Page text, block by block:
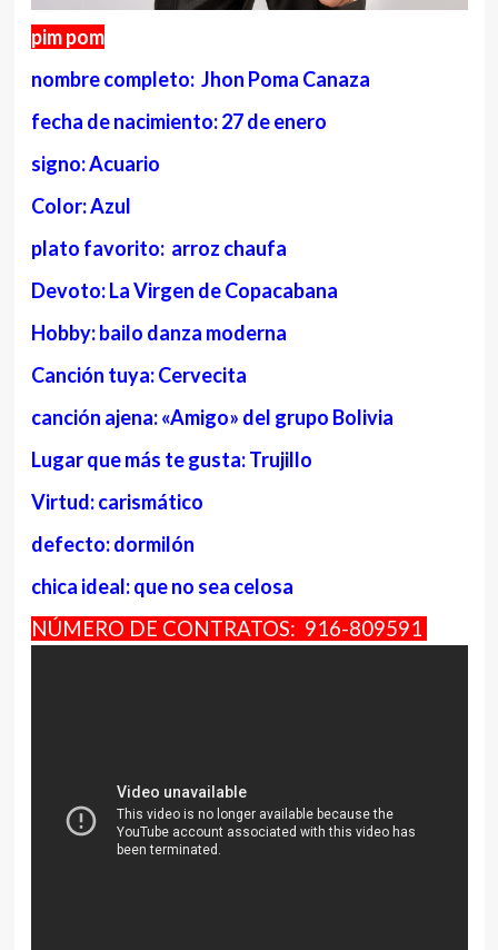
pim pom
nombre completo: Jhon Poma Canaza
fecha de nacimiento: 27 de enero
signo: Acuario
Color: Azul
plato favorito: arroz chaufa
Devoto: La Virgen de Copacabana
Hobby: bailo danza moderna
Canción tuya: Cervecita
canción ajena: «Amigo» del grupo Bolivia
Lugar que más te gusta: Trujillo
Virtud: carismático
defecto: dormilón
chica ideal: que no sea celosa
NÚMERO DE CONTRATOS: 916-809591